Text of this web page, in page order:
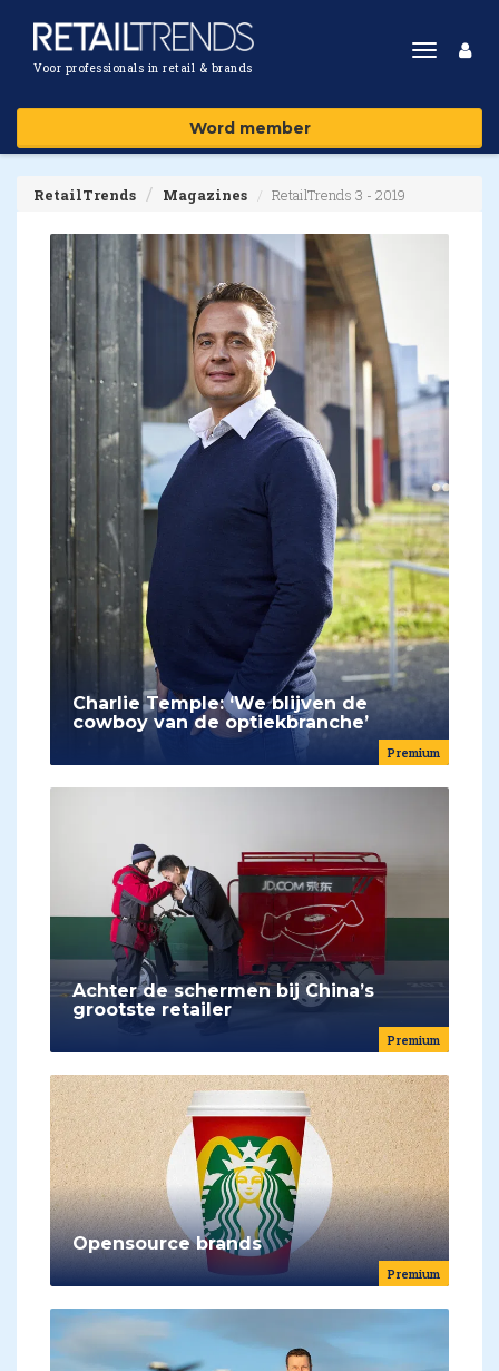
Voor professionals in retail & brands
Toggle
Word member
RetailTrends Magazines RetailTrends 3 - 2019
Premium
Charlie Temple: ‘We blijven de
cowboy van de optiekbranche’
Premium
Achter de schermen bij China’s
grootste retailer
Premium
Opensource brands